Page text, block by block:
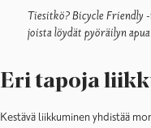
Tiesitkö?Bicycle Friendly
joista löydät pyöräilyn
Eri tapoja
Kestävä liikkuminen yhdistää